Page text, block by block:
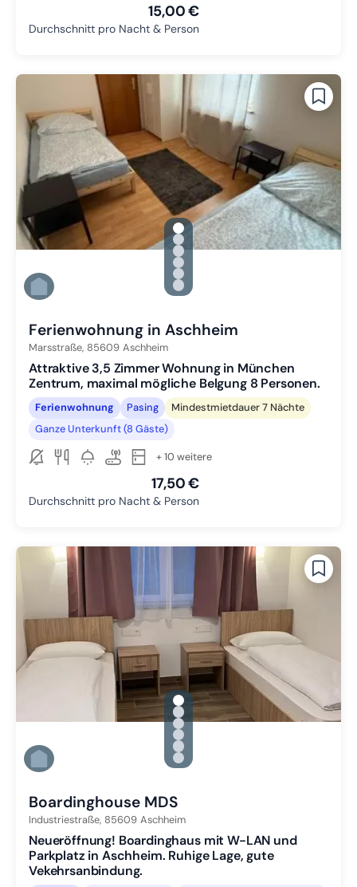
15,00 €
Durchschnitt pro Nacht & Person
gallery.slide_selector
Zu Slide 1 wechseln
Zu Slide 2 wechseln
Zu Slide 3 wechseln
Zu Slide 4 wechseln
Zu Slide 5 wechseln
Zu Slide 6 wechseln
Ferienwohnung in Aschheim
Marsstraße, 85609 Aschheim
Attraktive 3,5 Zimmer Wohnung in München
Zentrum, maximal mögliche Belgung 8 Personen.
Ferienwohnung Pasing
Mindestmietdauer 7 Nächte
Ganze Unterkunft (8 Gäste)
+ 10 weitere
17,50 €
Durchschnitt pro Nacht & Person
gallery.slide_selector
Zu Slide 1 wechseln
Zu Slide 2 wechseln
Zu Slide 3 wechseln
Zu Slide 4 wechseln
Zu Slide 5 wechseln
Zu Slide 6 wechseln
Boardinghouse MDS
Industriestraße, 85609 Aschheim
Neueröffnung! Boardinghaus mit W-LAN und
Parkplatz in Aschheim. Ruhige Lage, gute
Vekehrsanbindung.